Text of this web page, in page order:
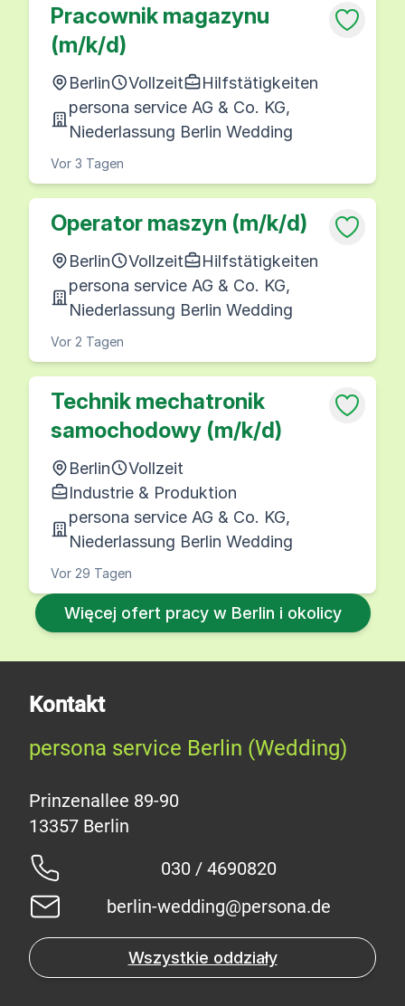
Pracownik magazynu
(m/k/d)
Berlin Vollzeit
Hilfstätigkeiten
persona service AG & Co. KG,
Niederlassung Berlin Wedding
Vor 3 Tagen
Operator maszyn (m/k/d)
Berlin Vollzeit
Hilfstätigkeiten
persona service AG & Co. KG,
Niederlassung Berlin Wedding
Vor 2 Tagen
Technik mechatronik
samochodowy (m/k/d)
Berlin
Vollzeit
Industrie & Produktion
persona service AG & Co. KG,
Niederlassung Berlin Wedding
Vor 29 Tagen
Więcej ofert pracy w Berlin i okolicy
Kontakt
persona service Berlin (Wedding)
Prinzenallee 89-90
030 / 4690820
berlin-wedding@persona.de
Wszystkie oddziały